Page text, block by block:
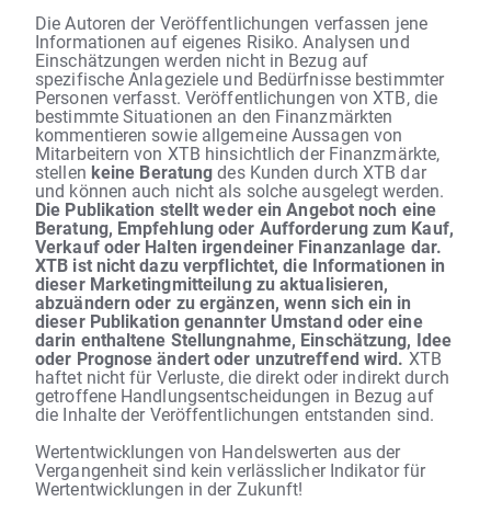
Die Autoren der Veröffentlichungen verfassen jene
Informationen auf eigenes Risiko. Analysen und
Einschätzungen werden nicht in Bezug auf
spezifische Anlageziele und Bedürfnisse bestimmter
Personen verfasst. Veröffentlichungen von XTB, die
bestimmte Situationen an den Finanzmärkten
kommentieren sowie allgemeine Aussagen von
Mitarbeitern von XTB hinsichtlich der Finanzmärkte,
stellen keine Beratungdes Kunden durch XTB dar
und können auch nicht als solche ausgelegt werden.
Die Publikation stellt weder ein Angebot noch eine
Beratung, Empfehlung oder Aufforderung zum Kauf,
Verkauf oder Halten irgendeiner Finanzanlage dar.
XTB ist nicht dazu verpflichtet, die Informationen in
dieser Marketingmitteilung zu aktualisieren,
abzuändern oder zu ergänzen, wenn sich ein in
dieser Publikation genannter Umstand oder eine
darin enthaltene Stellungnahme, Einschätzung, Idee
oder Prognose ändert oder unzutreffend wird. XTB
haftet nicht für Verluste, die direkt oder indirekt durch
getroffene Handlungsentscheidungen in Bezug auf
die Inhalte der Veröffentlichungen entstanden sind.
Wertentwicklungen von Handelswerten aus der
Vergangenheit sind kein verlässlicher Indikator für
Wertentwicklungen in der Zukunft!